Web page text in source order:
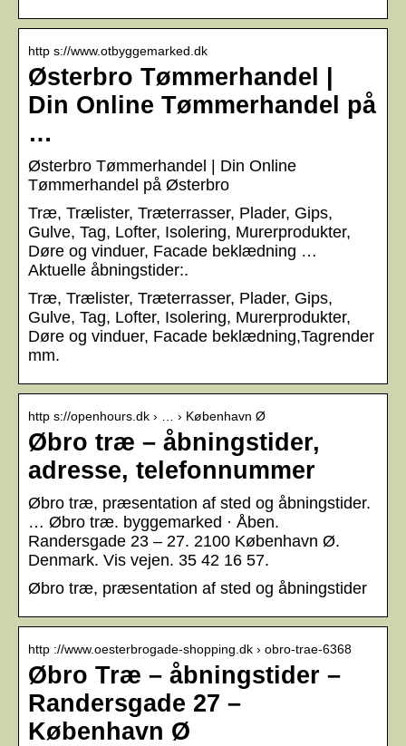
http s://www.otbyggemarked.dk
Østerbro Tømmerhandel |
Din Online Tømmerhandel på
…
Østerbro Tømmerhandel | Din Online
Tømmerhandel på Østerbro
Træ, Trælister, Træterrasser, Plader, Gips,
Gulve, Tag, Lofter, Isolering, Murerprodukter,
Døre og vinduer, Facade beklædning …
Aktuelle åbningstider:.
Træ, Trælister, Træterrasser, Plader, Gips,
Gulve, Tag, Lofter, Isolering, Murerprodukter,
Døre og vinduer, Facade beklædning,Tagrender
mm.
http s://openhours.dk › … › København Ø
Øbro træ – åbningstider,
adresse, telefonnummer
Øbro træ, præsentation af sted og åbningstider.
… Øbro træ. byggemarked · Åben.
Randersgade 23 – 27. 2100 København Ø.
Denmark. Vis vejen. 35 42 16 57.
Øbro træ, præsentation af sted og åbningstider
http ://www.oesterbrogade-shopping.dk › obro-trae-6368
Øbro Træ – åbningstider –
Randersgade 27 –
København Ø